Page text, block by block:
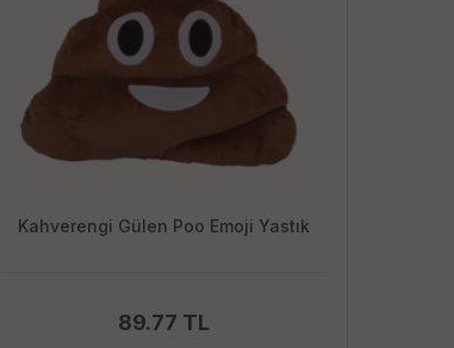
Kahverengi Gülen Poo Emoji Yastık
89.77 TL